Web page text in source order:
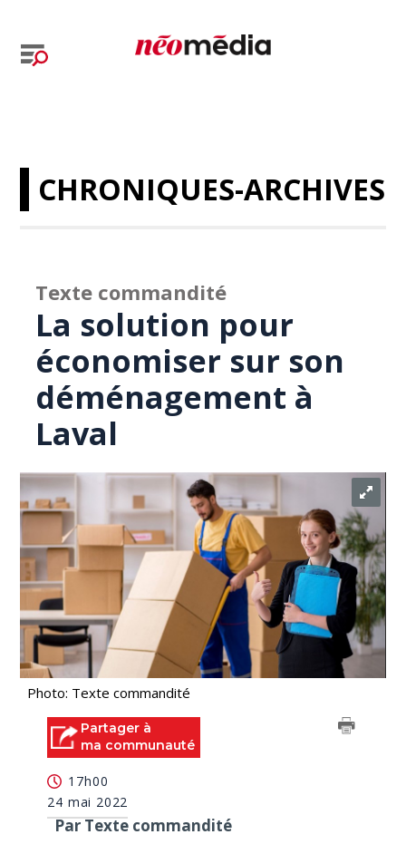
CHRONIQUES-ARCHIVES
Texte commandité
La solution pour
économiser sur son
déménagement à
Laval
Photo: Texte commandité
Partager à
ma communauté
17h00
24 mai 2022
Par Texte commandité